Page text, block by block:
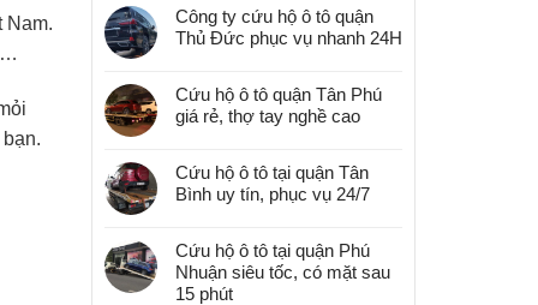
Nam.
Công ty cứu hộ ô tô quận
Thủ Đức phục vụ nhanh 24H
Cứu hộ ô tô quận Tân Phú
giá rẻ, thợ tay nghề cao
Cứu hộ ô tô tại quận Tân
Bình uy tín, phục vụ 24/7
Cứu hộ ô tô tại quận Phú
Nhuận siêu tốc, có mặt sau
15 phút